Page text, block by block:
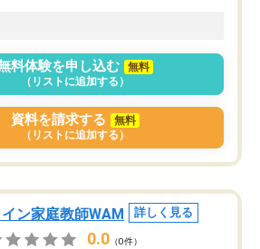
料体験を申し込む
無料
（リストに追加する）
資料を請求する
無料
（リストに追加する）
ン家庭教師WAM 詳しく見る
0.0 （0件）